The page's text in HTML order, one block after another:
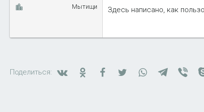
Мытищи Здесь написано, как
Поделиться: ВконтактеОдноклассники
FacebookTwitterWhatsAppTelegram
Viber